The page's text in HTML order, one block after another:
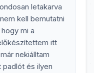
letakarva
kell bemutatni
mi a
itt
nekiálltam
és ilyen